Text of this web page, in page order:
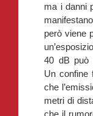
ma i danni
però viene
40 dB può
Un confine
che
metri di